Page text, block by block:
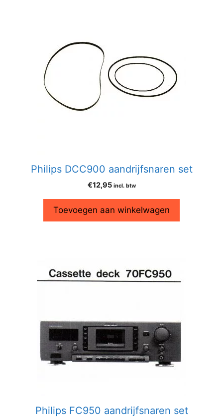
Philips DCC900 aandrijfsnaren set
€12,95 incl. btw
Toevoegen aan winkelwagen
Philips FC950 aandrijfsnaren set